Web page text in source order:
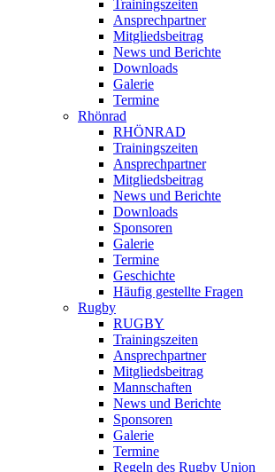
Trainingszeiten
Ansprechpartner
Mitgliedsbeitrag
News und Berichte
Downloads
Galerie
Termine
Rhönrad
RHÖNRAD
Trainingszeiten
Ansprechpartner
Mitgliedsbeitrag
News und Berichte
Downloads
Sponsoren
Galerie
Termine
Geschichte
Häufig gestellte Fragen
Rugby
RUGBY
Trainingszeiten
Ansprechpartner
Mitgliedsbeitrag
Mannschaften
News und Berichte
Sponsoren
Galerie
Termine
Regeln des Rugby Union